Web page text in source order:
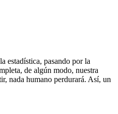
estadística, pasando por la
de algún modo, nuestra
nada humano perdurará. Así, un